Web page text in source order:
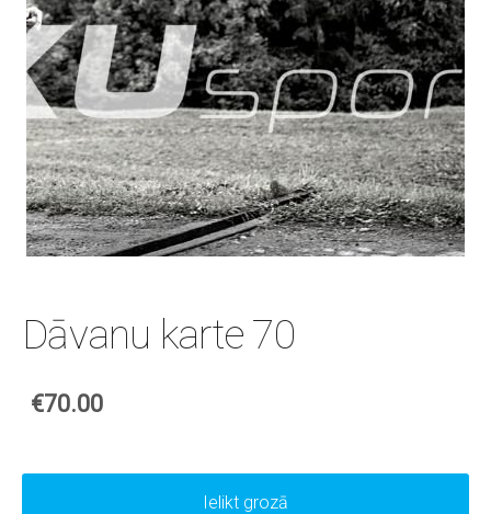
Dāvanu karte 70
€70.00
Ielikt grozā